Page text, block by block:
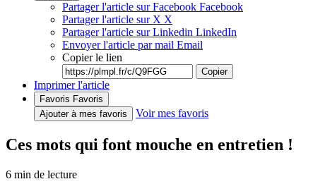
Partager l'article sur Facebook Facebook
Partager l'article sur X X
Partager l'article sur Linkedin LinkedIn
Envoyer l'article par mail Email
Copier le lien
Copier
Imprimer l'article
Favoris Favoris
Ajouter à mes favoris
Voir mes favoris
Ces mots qui font mouche en entretien !
6 min de lecture